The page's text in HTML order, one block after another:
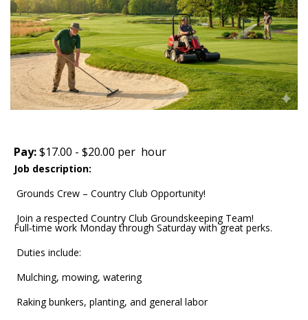
Pay:$17.00 - $20.00 per hour
Job description:
Grounds Crew – Country Club Opportunity!
Join a respected Country Club Groundskeeping Team!
Full‑time work Monday through Saturday with great perks.
Duties include:
Mulching, mowing, watering
Raking bunkers, planting, and general labor